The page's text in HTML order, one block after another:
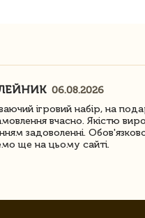
06.08.2026
ігровий набір, на
вчасно. Якістю
задоволенні.
ще на цьому сайті.